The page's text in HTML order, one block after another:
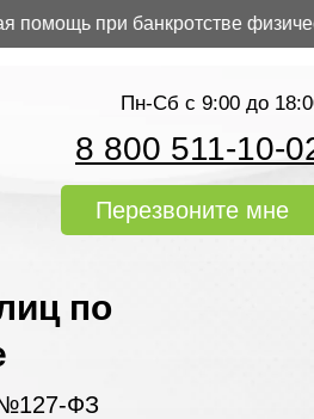
при банкротстве
№127-ФЗ
по
Перезвоните мне
8 800 511-10-
Пн-Сб с 9:00 до